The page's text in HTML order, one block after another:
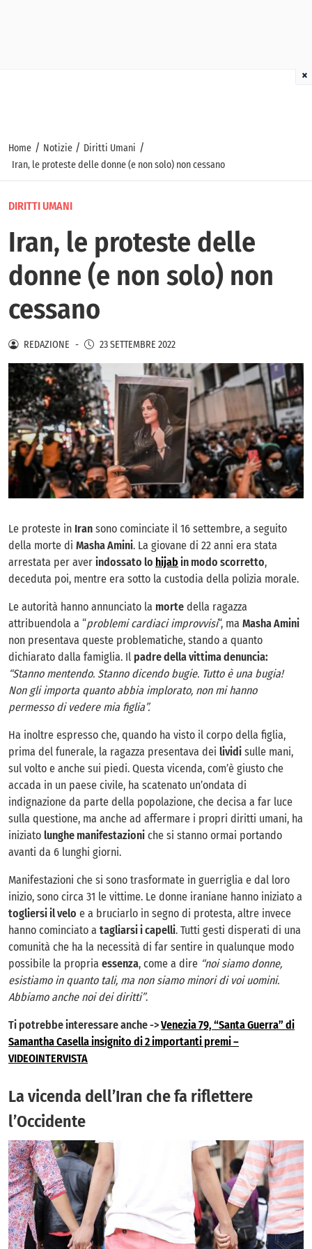
Home / Notizie / Diritti Umani /
Iran, le proteste delle donne (e non solo) non cessano
DIRITTI UMANI
Iran, le proteste delle
donne (e non solo) non
cessano
REDAZIONE - 23 SETTEMBRE 2022
Le proteste in Iran sono cominciate il 16 settembre, a seguito
della morte di Masha Amini. La giovane di 22 anni era stata
arrestata per aver indossato lo hijab in modo scorretto,
deceduta poi, mentre era sotto la custodia della polizia morale.
Le autorità hanno annunciato la morte della ragazza
attribuendola a “problemi cardiaci improvvisi“, ma Masha Amini
non presentava queste problematiche, stando a quanto
dichiarato dalla famiglia. Il padre della vittima denuncia:
“Stanno mentendo. Stanno dicendo bugie. Tutto è una bugia!
Non gli importa quanto abbia implorato, non mi hanno
permesso di vedere mia figlia”.
Ha inoltre espresso che, quando ha visto il corpo della figlia,
prima del funerale, la ragazza presentava dei lividi sulle mani,
sul volto e anche sui piedi. Questa vicenda, com’è giusto che
accada in un paese civile, ha scatenato un’ondata di
indignazione da parte della popolazione, che decisa a far luce
sulla questione, ma anche ad affermare i propri diritti umani, ha
iniziato lunghe manifestazioni che si stanno ormai portando
avanti da 6 lunghi giorni.
Manifestazioni che si sono trasformate in guerriglia e dal loro
inizio, sono circa 31 le vittime. Le donne iraniane hanno iniziato a
togliersi il velo e a bruciarlo in segno di protesta, altre invece
hanno cominciato a tagliarsi i capelli. Tutti gesti disperati di una
comunità che ha la necessità di far sentire in qualunque modo
possibile la propria essenza, come a dire “noi siamo donne,
esistiamo in quanto tali, ma non siamo minori di voi uomini.
Abbiamo anche noi dei diritti”.
Ti potrebbe interessare anche ->Venezia 79, “Santa Guerra” di
Samantha Casella insignito di 2 importanti premi –
VIDEOINTERVISTA
La vicenda dell’Iran che fa riflettere
l’Occidente
×